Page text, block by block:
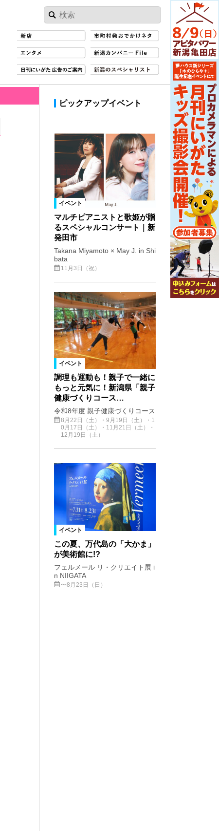
ピックアップイベント
イベント
マルチピアニストと歌姫が贈
るスペシャルコンサート｜新
発田市
Takana Miyamoto × May J. in Shi
bata
11月3日（祝）
イベント
調理も運動も！親子で一緒に
もっと元気に！新潟県「親子
健康づくりコース…
令和8年度 親子健康づくりコース
8月22日（土）・9月19日（土）・1
0月17日（土）・11月21日（土）・
12月19日（土）
イベント
この夏、万代島の「大かま」
が美術館に!?
フェルメール リ・クリエイト展 i
n NIIGATA
〜8月23日（日）